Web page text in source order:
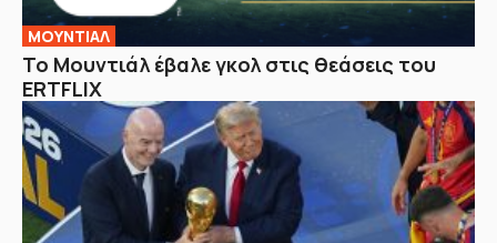
ΜΟΥΝΤΙΑΛ
Το Μουντιάλ έβαλε γκολ στις θεάσεις του
ERTFLIX